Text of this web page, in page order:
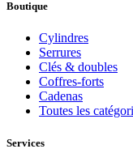
Boutique
Cylindres
Serrures
Clés & doubles
Coffres-forts
Cadenas
Toutes les
Services